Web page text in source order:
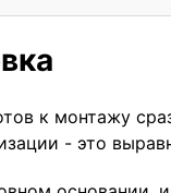
к монтажу
- это